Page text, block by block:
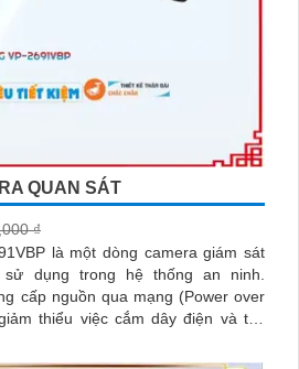
QUAN SÁT
₫
là một dòng camera giám sát
dụng trong hệ thống an ninh.
cấp nguồn qua mạng (Power over
thiểu việc cắm dây điện và tiết